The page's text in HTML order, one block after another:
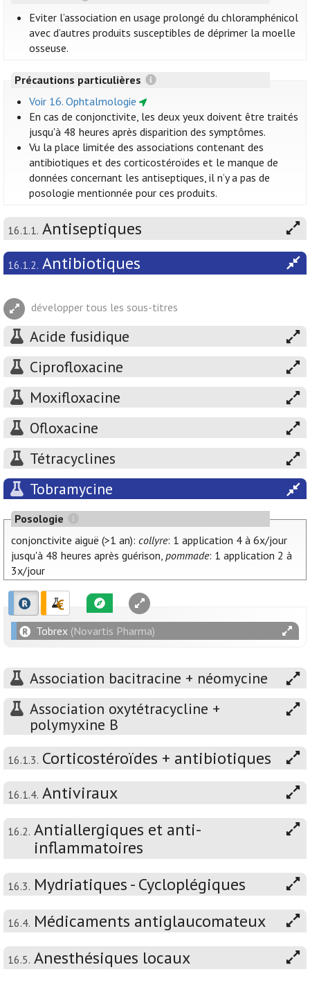
Eviter l’association en usage prolongé du chloramphénicol
avec d’autres produits susceptibles de déprimer la moelle
osseuse.
Précautions particulières
Voir 16. Ophtalmologie
En cas de conjonctivite, les deux yeux doivent être traités
jusqu'à 48 heures après disparition des symptômes.
Vu la place limitée des associations contenant des
antibiotiques et des corticostéroïdes et le manque de
données concernant les antiseptiques, il n’y a pas de
posologie mentionnée pour ces produits.
16.1.1. Antiseptiques
16.1.2. Antibiotiques
développer tous les sous-titres
Acide fusidique
Ciprofloxacine
Moxifloxacine
Ofloxacine
Tétracyclines
Tobramycine
Posologie
conjonctivite aiguë (>1 an): collyre: 1 application 4 à 6x/jour
jusqu'à 48 heures après guérison, pommade: 1 application 2 à
3x/jour
Tobrex (Novartis Pharma)
Association bacitracine + néomycine
Association oxytétracycline +
polymyxine B
16.1.3. Corticostéroïdes + antibiotiques
16.1.4. Antiviraux
16.2. Antiallergiques et anti-
inflammatoires
16.3. Mydriatiques - Cycloplégiques
16.4. Médicaments antiglaucomateux
16.5. Anesthésiques locaux